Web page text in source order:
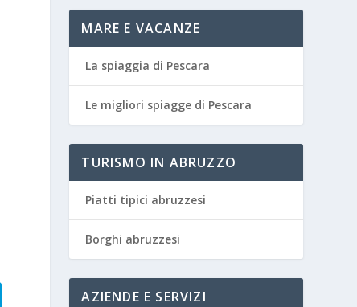
MARE E VACANZE
La spiaggia di Pescara
Le migliori spiagge di Pescara
TURISMO IN ABRUZZO
Piatti tipici abruzzesi
Borghi abruzzesi
AZIENDE E SERVIZI